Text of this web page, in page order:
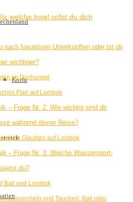
Korfu
welche Insel sollst du dich
nach luxuriösen Unterkünften oder ist dir
wichtiger?
im Dschungel
Flair auf Lombok
– Frage Nr. 2: Wie wichtig sind dir
während deiner Reise?
Glauben auf Lombok
– Frage Nr. 3: Welche Wassersport-
du?
Bali und Lombok
Schnorcheln und Tauchen: Bali oder